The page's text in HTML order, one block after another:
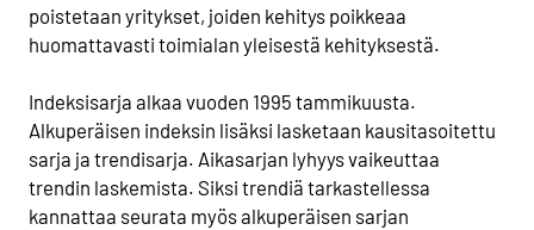
poistetaan yritykset, joiden kehitys poikkeaa
huomattavasti toimialan yleisestä kehityksestä.
Indeksisarja alkaa vuoden 1995 tammikuusta.
Alkuperäisen indeksin lisäksi lasketaan kausitasoitettu
sarja ja trendisarja. Aikasarjan lyhyys vaikeuttaa
trendin laskemista. Siksi trendiä tarkastellessa
kannattaa seurata myös alkuperäisen sarjan